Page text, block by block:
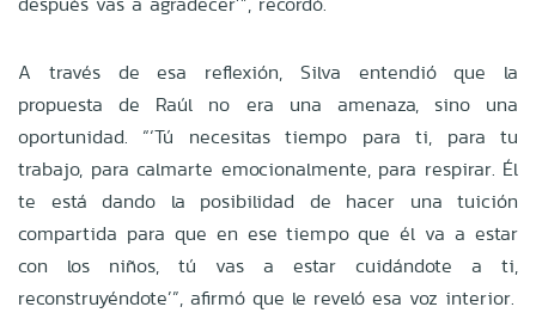
A través de esa reflexión, Silva entendió que la
propuesta de Raúl no era una amenaza, sino una
oportunidad. “‘Tú necesitas tiempo para ti, para tu
trabajo, para calmarte emocionalmente, para respirar. Él
te está dando la posibilidad de hacer una tuición
compartida para que en ese tiempo que él va a estar
con los niños, tú vas a estar cuidándote a ti,
reconstruyéndote’”, afirmó que le reveló esa voz interior.